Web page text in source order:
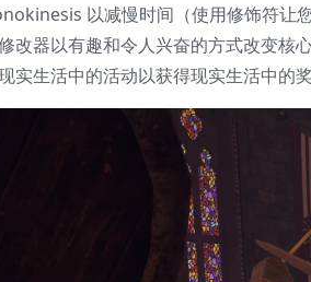
以减慢时间（使用修饰符让
改器以有趣和令人兴奋的方式改变核
实生活中的活动以获得现实生活中的